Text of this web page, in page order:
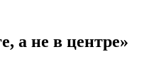
а не в центре»